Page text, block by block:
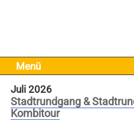
Menü
Juli 2026
Stadtrundgang &
Kombitour